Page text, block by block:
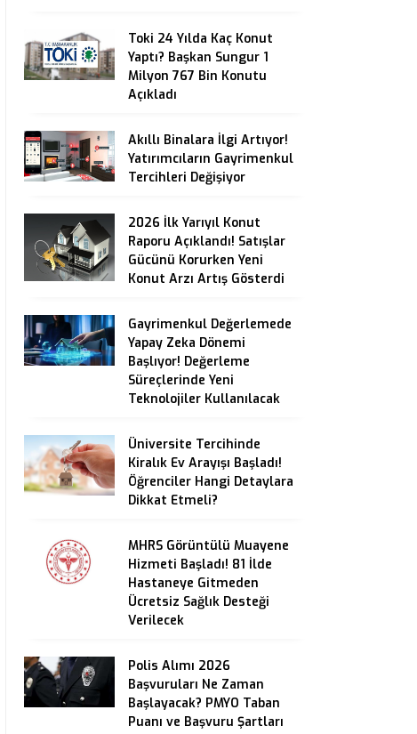
Toki 24 Yılda Kaç Konut
Yaptı? Başkan Sungur 1
Milyon 767 Bin Konutu
Açıkladı
Akıllı Binalara İlgi Artıyor!
Yatırımcıların Gayrimenkul
Tercihleri Değişiyor
2026 İlk Yarıyıl Konut
Raporu Açıklandı! Satışlar
Gücünü Korurken Yeni
Konut Arzı Artış Gösterdi
Gayrimenkul Değerlemede
Yapay Zeka Dönemi
Başlıyor! Değerleme
Süreçlerinde Yeni
Teknolojiler Kullanılacak
Üniversite Tercihinde
Kiralık Ev Arayışı Başladı!
Öğrenciler Hangi Detaylara
Dikkat Etmeli?
MHRS Görüntülü Muayene
Hizmeti Başladı! 81 İlde
Hastaneye Gitmeden
Ücretsiz Sağlık Desteği
Verilecek
Polis Alımı 2026
Başvuruları Ne Zaman
Başlayacak? PMYO Taban
Puanı ve Başvuru Şartları